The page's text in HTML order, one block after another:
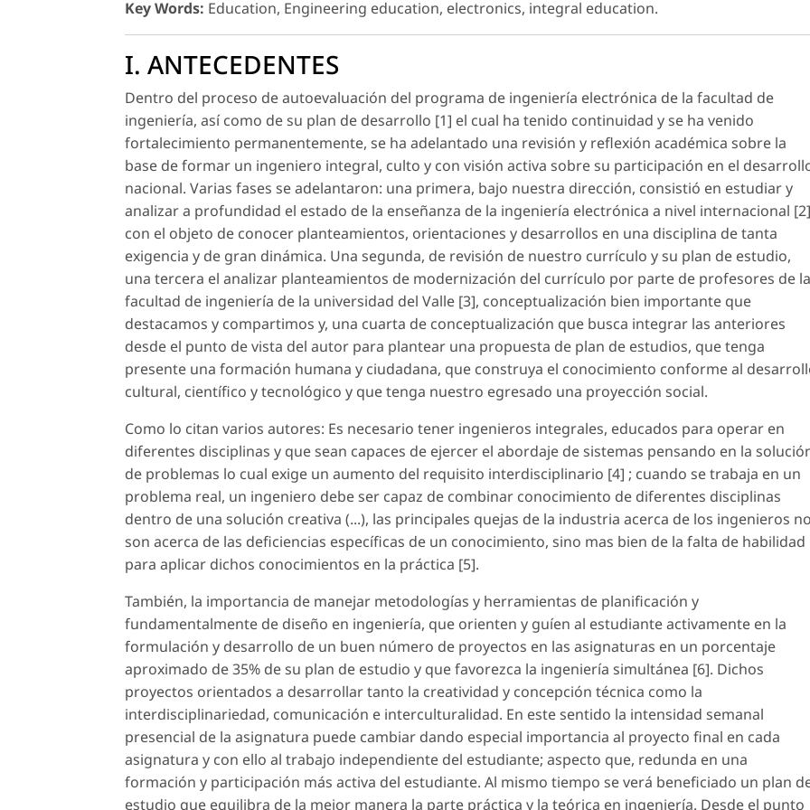
Key Words: Education, Engineering education, electronics, integral education.
I. ANTECEDENTES
Dentro del proceso de autoevaluación del programa de ingeniería electrónica de la facultad de
ingeniería, así como de su plan de desarrollo [1] el cual ha tenido continuidad y se ha venido
fortalecimiento permanentemente, se ha adelantado una revisión y reflexión académica sobre la
base de formar un ingeniero integral, culto y con visión activa sobre su participación en el
nacional. Varias fases se adelantaron: una primera, bajo nuestra dirección, consistió en estudiar y
analizar a profundidad el estado de la enseñanza de la ingeniería electrónica a nivel internacional [2]
con el objeto de conocer planteamientos, orientaciones y desarrollos en una disciplina de tanta
exigencia y de gran dinámica. Una segunda, de revisión de nuestro currículo y su plan de estudio,
una tercera el analizar planteamientos de modernización del currículo por parte de profesores de la
facultad de ingeniería de la universidad del Valle [3], conceptualización bien importante que
destacamos y compartimos y, una cuarta de conceptualización que busca integrar las anteriores
desde el punto de vista del autor para plantear una propuesta de plan de estudios, que tenga
presente una formación humana y ciudadana, que construya el conocimiento conforme al
cultural, científico y tecnológico y que tenga nuestro egresado una proyección social.
Como lo citan varios autores: Es necesario tener ingenieros integrales, educados para operar en
diferentes disciplinas y que sean capaces de ejercer el abordaje de sistemas pensando en la
de problemas lo cual exige un aumento del requisito interdisciplinario [4] ; cuando se trabaja en un
problema real, un ingeniero debe ser capaz de combinar conocimiento de diferentes disciplinas
dentro de una solución creativa (...), las principales quejas de la industria acerca de los ingenieros no
son acerca de las deficiencias específicas de un conocimiento, sino mas bien de la falta de habilidad
para aplicar dichos conocimientos en la práctica [5].
También, la importancia de manejar metodologías y herramientas de planificación y
fundamentalmente de diseño en ingeniería, que orienten y guíen al estudiante activamente en la
formulación y desarrollo de un buen número de proyectos en las asignaturas en un porcentaje
aproximado de 35% de su plan de estudio y que favorezca la ingeniería simultánea [6]. Dichos
proyectos orientados a desarrollar tanto la creatividad y concepción técnica como la
interdisciplinariedad, comunicación e interculturalidad. En este sentido la intensidad semanal
presencial de la asignatura puede cambiar dando especial importancia al proyecto final en cada
asignatura y con ello al trabajo independiente del estudiante; aspecto que, redunda en una
formación y participación más activa del estudiante. Al mismo tiempo se verá beneficiado un plan
estudio que equilibra de la mejor manera la parte práctica y la teórica en ingeniería. Desde el punto